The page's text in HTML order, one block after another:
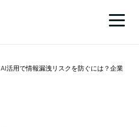
AI活用で情報漏洩リスクを防ぐには？企業